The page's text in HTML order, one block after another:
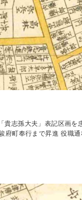
貴志孫大夫」表記区画を
府町奉行まで昇進 役職